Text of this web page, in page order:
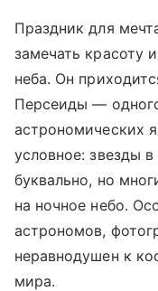
Праздник для
замечать красоту
неба. Он
Персеиды —
астрономических
условное: звезды
буквально, но
на ночное небо.
астрономов,
неравнодушен к
мира.